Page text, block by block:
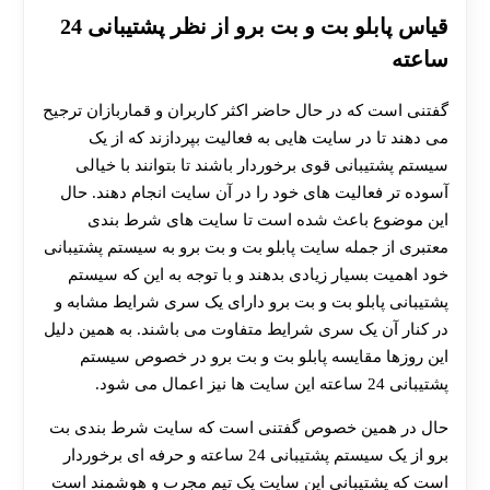
هات بت
قیاس پابلو بت و بت برو از نظر پشتیبانی 24
ساعته
گفتنی است که در حال حاضر اکثر کاربران و قماربازان ترجیح
می‌ دهند تا در سایت‌ هایی به فعالیت بپردازند که از یک
سیستم پشتیبانی قوی برخوردار باشند تا بتوانند با خیالی
آسوده‌ تر فعالیت‌ های خود را در آن سایت انجام دهند. حال
این موضوع باعث شده است تا سایت‌ های شرط‌ بندی
معتبری از جمله سایت پابلو بت و بت برو به سیستم پشتیبانی
خود اهمیت بسیار زیادی بدهند و با توجه به این که سیستم
پشتیبانی پابلو بت و بت برو دارای یک سری شرایط مشابه و
در کنار آن یک سری شرایط متفاوت می‌ باشند. به همین دلیل
این روزها مقایسه پابلو بت و بت برو در خصوص سیستم
پشتیبانی 24 ساعته این سایت‌ ها نیز اعمال می‌ شود.
حال در همین خصوص گفتنی است که سایت شرط بندی بت
برو از یک سیستم پشتیبانی 24 ساعته و حرفه‌ ای برخوردار
است که پشتیبانی این سایت یک تیم مجرب و هوشمند است